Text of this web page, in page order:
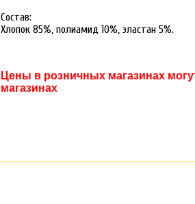
Состав:
Хлопок 85%, полиамид 10%, эластан 5%.
Цены в розничных магазинах
магазинах